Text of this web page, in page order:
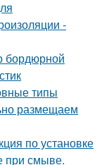
-
бордюрной
типы
размещаем
по установке
при смыве.